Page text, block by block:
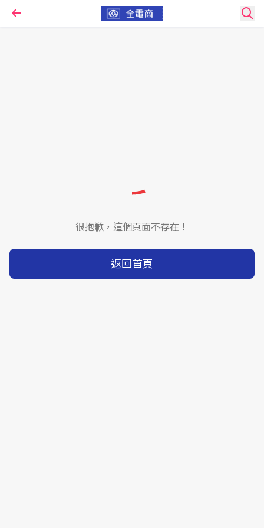
很抱歉，這個頁面不存在！
返回首頁